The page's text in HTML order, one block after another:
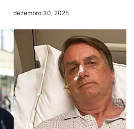
dezembro 30, 2025